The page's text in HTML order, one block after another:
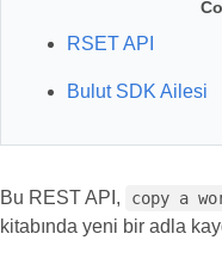
RSET API
Bulut SDK Ailesi
Bu REST API, copy a
kitabında yeni bir adla